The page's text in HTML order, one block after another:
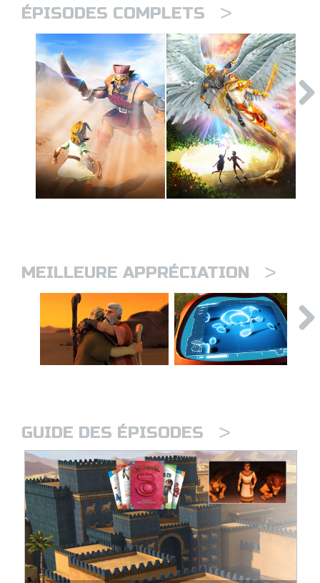
ÉPISODES COMPLETS >
MEILLEURE APPRÉCIATION >
GUIDE DES ÉPISODES >